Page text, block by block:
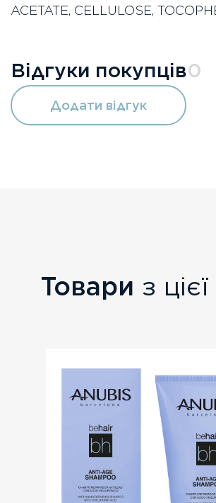
ACETATE, CELLULOSE,
Відгуки покупців0
Додати відгук
Товари з